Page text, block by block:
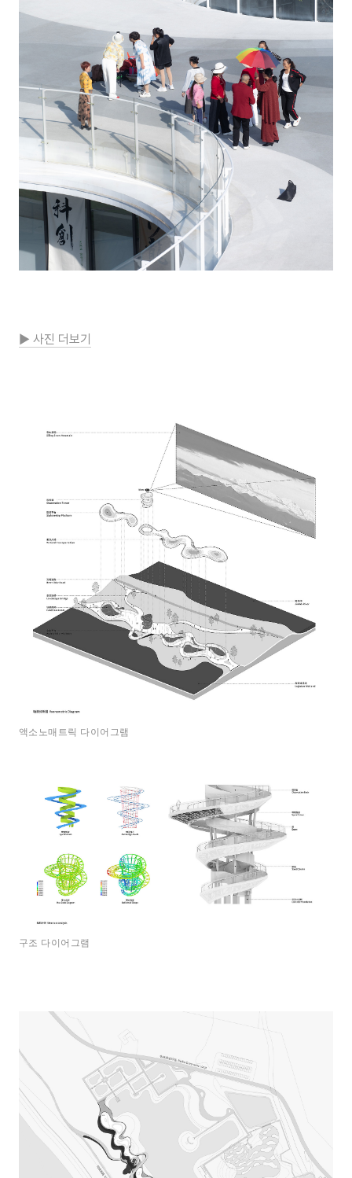
▶ 사진 더보기
액소노매트릭 다이어그램
구조 다이어그램